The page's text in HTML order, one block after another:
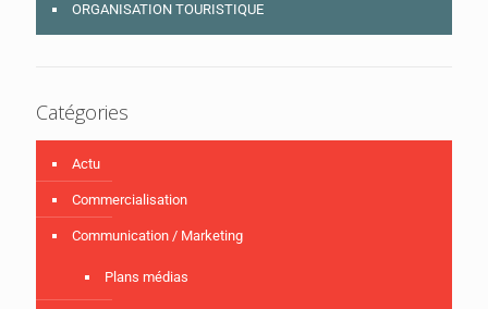
ORGANISATION TOURISTIQUE
Catégories
Actu
Commercialisation
Communication / Marketing
Plans médias